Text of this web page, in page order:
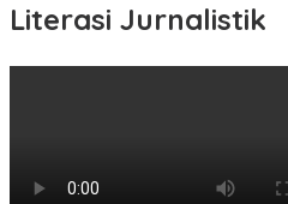
Literasi Jurnalistik